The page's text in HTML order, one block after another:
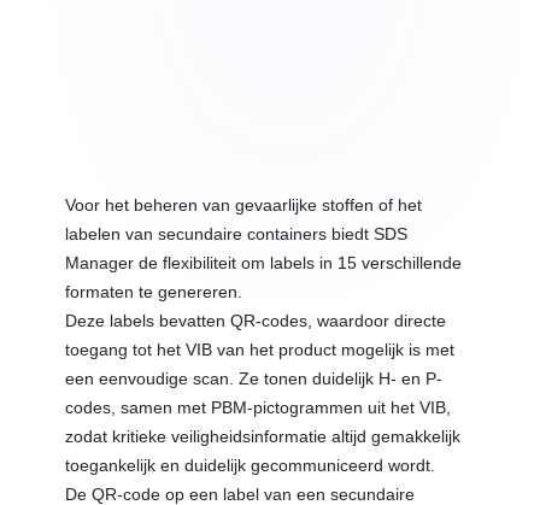
Voor het beheren van gevaarlijke stoffen of het
labelen van secundaire containers biedt SDS
Manager de flexibiliteit om labels in 15 verschillende
formaten te genereren.
Deze labels bevatten QR-codes, waardoor directe
toegang tot het VIB van het product mogelijk is met
een eenvoudige scan. Ze tonen duidelijk H- en P-
codes, samen met PBM-pictogrammen uit het VIB,
zodat kritieke veiligheidsinformatie altijd gemakkelijk
toegankelijk en duidelijk gecommuniceerd wordt.
De QR-code op een label van een secundaire